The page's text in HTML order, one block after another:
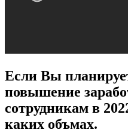
Если Вы
повышение
сотрудникам в
каких объмах.